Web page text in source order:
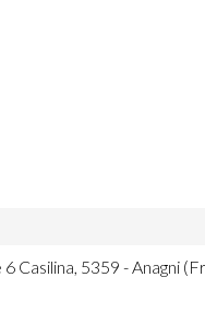
Casilina, 5359 - Anagni